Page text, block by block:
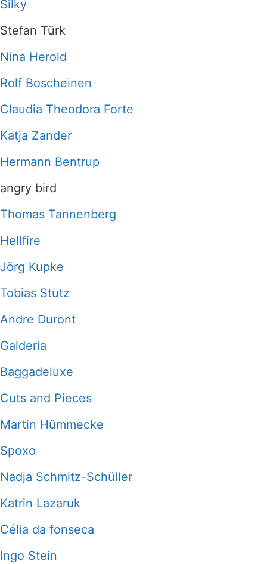
Silky
Stefan Türk
Nina Herold
Rolf Boscheinen
Claudia Theodora Forte
Katja Zander
Hermann Bentrup
angry bird
Thomas Tannenberg
Hellfire
Jörg Kupke
Tobias Stutz
Andre Duront
Galderia
Baggadeluxe
Cuts and Pieces
Martin Hümmecke
Spoxo
Nadja Schmitz-Schüller
Katrin Lazaruk
Célia da fonseca
Ingo Stein